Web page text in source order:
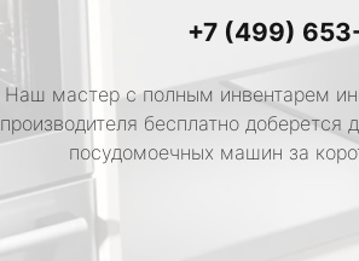
+7 (499)
Наш мастер с полным инвентарем
производителя бесплатно доберется
посудомоечных машин за